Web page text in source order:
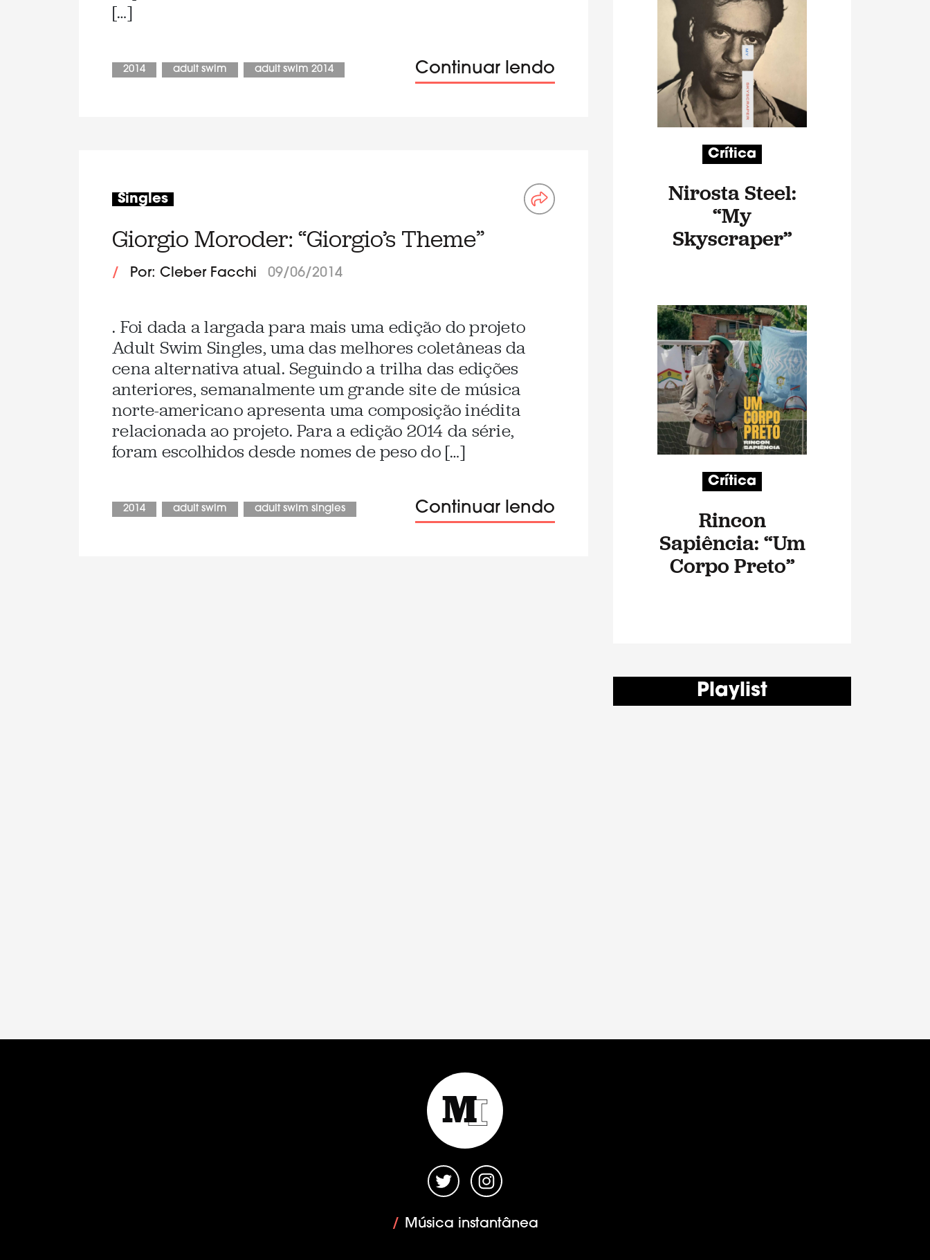
[…]
2014 adult swim adult swim 2014 Continuar lendo
Singles
Giorgio Moroder: “Giorgio’s Theme”
/ Por: Cleber Facchi 09/06/2014
. Foi dada a largada para mais uma edição do projeto
Adult Swim Singles, uma das melhores coletâneas da
cena alternativa atual. Seguindo a trilha das edições
anteriores, semanalmente um grande site de música
norte-americano apresenta uma composição inédita
relacionada ao projeto. Para a edição 2014 da série,
foram escolhidos desde nomes de peso do […]
2014 adult swim adult swim singles Continuar lendo
Crítica
Nirosta Steel:
“My
Skyscraper”
Crítica
Rincon
Sapiência: “Um
Corpo Preto”
Playlist
/ Música instantânea